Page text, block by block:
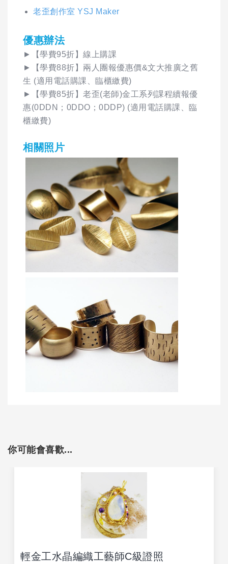
老歪創作室 YSJ Maker
優惠辦法
►【學費95折】線上購課
►【學費88折】兩人團報優惠價&文大推廣之舊
生 (適用電話購課、臨櫃繳費)
►【學費85折】老歪(老師)金工系列課程續報優
惠(0DDN；0DDO；0DDP) (適用電話購課、臨
櫃繳費)
相關照片
你可能會喜歡...
輕金工水晶編織工藝師C級證照